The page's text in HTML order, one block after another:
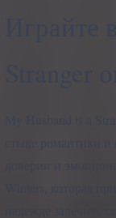
Stranger
My Husband is a
стыке романтики